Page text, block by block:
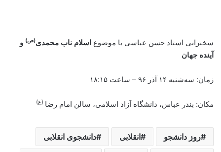
سخنرانی استاد حسن عباسی با موضوع اسلام ناب محمدی(ص) و
آینده جهان
زمان: سه‌شنبه ۱۴ آذر ۹۶ – ساعت ۱۸:۱۵
مکان: بندر عباس، دانشگاه آزاد اسلامی، سالن امام رضا (ع)
روز دانشجو انقلابی دانشجوی انقلابی